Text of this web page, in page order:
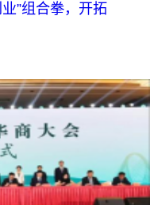
”组合拳，开拓